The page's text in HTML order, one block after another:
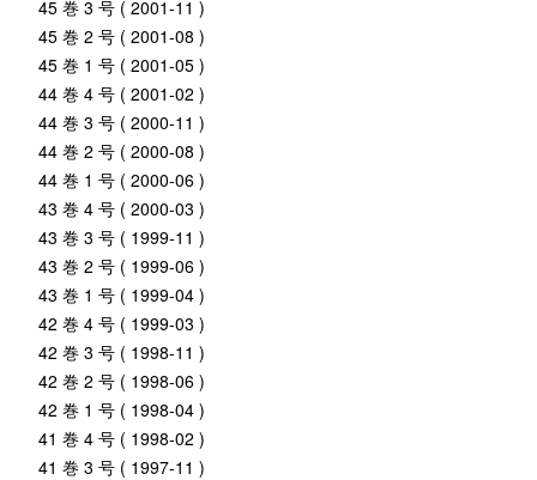
45 巻 3 号 ( 2001-11 )
45 巻 2 号 ( 2001-08 )
45 巻 1 号 ( 2001-05 )
44 巻 4 号 ( 2001-02 )
44 巻 3 号 ( 2000-11 )
44 巻 2 号 ( 2000-08 )
44 巻 1 号 ( 2000-06 )
43 巻 4 号 ( 2000-03 )
43 巻 3 号 ( 1999-11 )
43 巻 2 号 ( 1999-06 )
43 巻 1 号 ( 1999-04 )
42 巻 4 号 ( 1999-03 )
42 巻 3 号 ( 1998-11 )
42 巻 2 号 ( 1998-06 )
42 巻 1 号 ( 1998-04 )
41 巻 4 号 ( 1998-02 )
41 巻 3 号 ( 1997-11 )